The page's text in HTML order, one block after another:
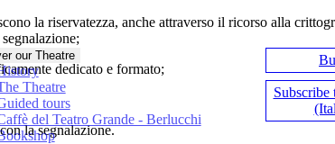
our Theatre
Theatre
tours
del Teatro Grande - Berlucchi
Subscribe
la riservatezza, anche attraverso il ricorso alla
dedicato e formato;
la segnalazione.